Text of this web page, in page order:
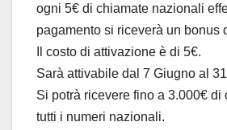
ogni 5€ di chiamate nazionali
pagamento si riceverà un bonus
Il costo di attivazione è di 5€.
Sarà attivabile dal 7 Giugno al
Si potrà ricevere fino a 3.000€ di
tutti i numeri nazionali.